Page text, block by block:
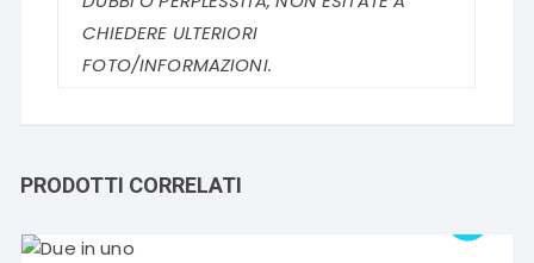
CHIEDERE ULTERIORI
FOTO/INFORMAZIONI.
PRODOTTI CORRELATI